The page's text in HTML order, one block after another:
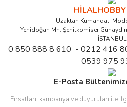
Uzaktan Kumandalı
Yenidoğan Mh. Şehitkomiser
İSTANBUL
0 850 888 8 610 - 0212 416
0539 975
E-Posta
Fırsatları, kampanya ve duyuruları ile